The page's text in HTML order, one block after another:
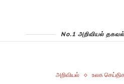
No.1 அறிவியல்
அறிவியல் உலக